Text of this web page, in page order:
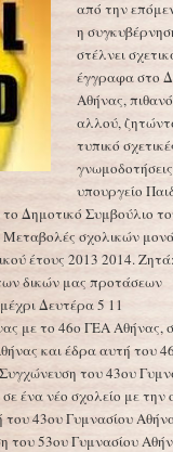
από την
η
στέλνει
έγγραφα στο
Αθήνας,
αλλού,
τυπικό
υπουργείο
Δημοτικό Συμβούλιο
Μεταβολές σχολικών
έτους 2013 2014.
δικών μας προτάσεων
Δευτέρα 5 11
με το 46ο ΓΕΑ Αθήνας,
και έδρα αυτή του
του 43ου
ένα νέο σχολείο με την
43ου Γυμνασίου
του 53ου Γυμνασίου